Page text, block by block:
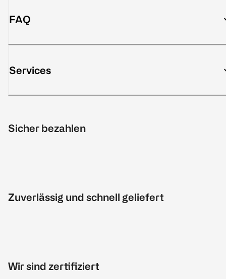
FAQ
Services
Sicher bezahlen
Zuverlässig und schnell geliefert
Wir sind zertifiziert